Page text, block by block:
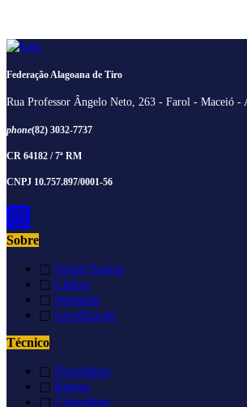
Federação Alagoana de Tiro
Rua Professor Ângelo Neto, 263 - Farol - Maceió -
phone(82) 3032-7737
CR 64182 / 7ª RM
CNPJ 10.757.897/0001-56
Sobre
▢ Quem Somos
▢ Clubes
▢ Diretoria
▢ Localização
Técnico
▢ Disciplinas
▢ Regras
▢ Calendário